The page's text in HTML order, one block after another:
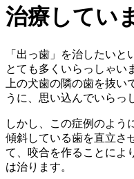
治療してい
「出っ歯」を治したいと
とても多くいらっしゃい
上の犬歯の隣の歯を抜い
うに、思い込んでいらっ
しかし、この症例のよう
傾斜している歯を直立さ
て、咬合を作ることによ
は治ります。